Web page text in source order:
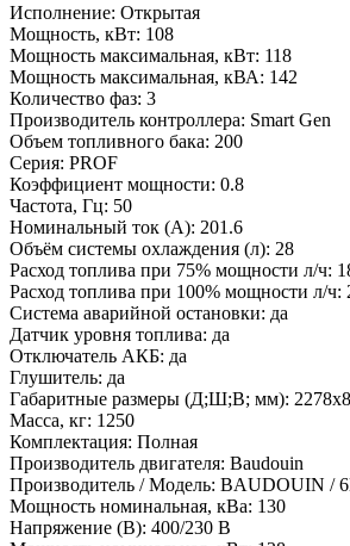
Исполнение: Открытая
Мощность, кВт: 108
Мощность максимальная, кВт: 118
Мощность максимальная, кВА: 142
Количество фаз: 3
Производитель контроллера: Smart Gen
Объем топливного бака: 200
Серия: PROF
Коэффициент мощности: 0.8
Частота, Гц: 50
Номинальный ток (А): 201.6
Объём системы охлаждения (л): 28
Расход топлива при 75% мощности л/ч:
Расход топлива при 100% мощности л/ч:
Система аварийной остановки: да
Датчик уровня топлива: да
Отключатель АКБ: да
Глушитель: да
Габаритные размеры (Д;Ш;В; мм):
Масса, кг: 1250
Комплектация: Полная
Производитель двигателя: Baudouin
Производитель / Модель: BAUDOUIN /
Мощность номинальная, кВа: 130
Напряжение (В): 400/230 В